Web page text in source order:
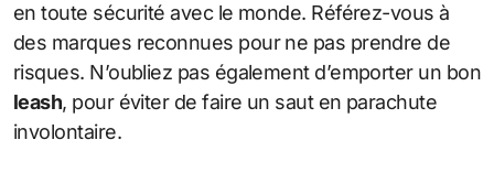
en toute sécurité avec le monde. Référez-vous à
des marques reconnues pour ne pas prendre de
risques. N’oubliez pas également d’emporter un bon
leash, pour éviter de faire un saut en parachute
involontaire.